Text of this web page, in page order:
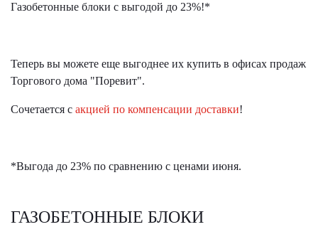
Газобетонные блоки с выгодой до 23%!*
Теперь вы можете еще выгоднее их купить в офисах продаж
Торгового дома "Поревит".
Сочетается с акцией по компенсации доставки!
*Выгода до 23% по сравнению с ценами июня.
ГАЗОБЕТОННЫЕ БЛОКИ